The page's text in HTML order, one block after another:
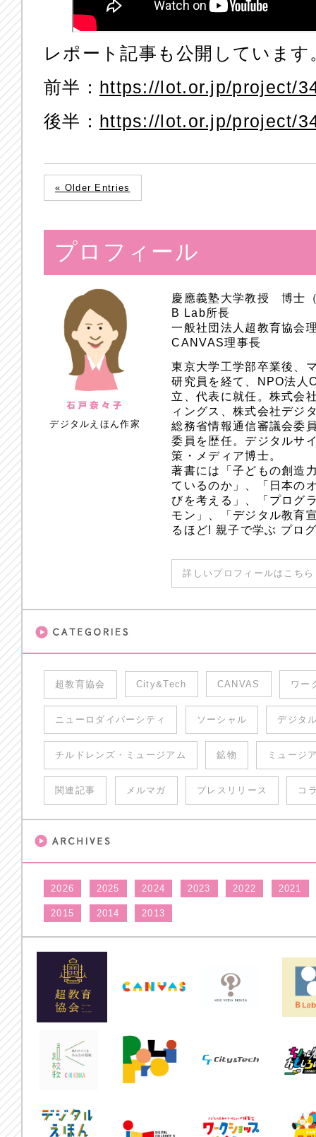
レポート記事も公開しています
前半： https://lot.or.jp/project/
後半： https://lot.or.jp/project/
« Older Entries
プロフィール
デジタルえほん作家
慶應義塾大学教授 博士
B Lab所長
一般社団法人超教育協会
CANVAS理事長
東京大学工学部卒業後、
研究員を経て、NPO法人
立、代表に就任。株式会
ィングス、株式会社デジ
総務省情報通信審議会委
委員を歴任。デジタルサ
策・メディア博士。
著書には「子どもの創造
ているのか」、「日本の
びを考える」、「プログ
モン」、「デジタル教育
るほど! 親子で学ぶ プロ
詳しいプロフィールはこち
超教育協会 City&Tech CANVAS ワー
ニューロダイバーシティ ソーシャル デジタ
チルドレンズ・ミュージアム 鉱物 ミュージ
関連記事 メルマガ プレスリリース コ
2026 2025 2024 2023 2022 2021
2015 2014 2013